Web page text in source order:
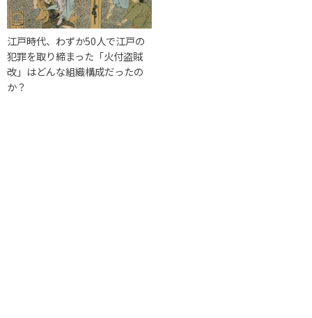
江戸時代、わずか50人で江戸の
犯罪を取り締まった「火付盗賊
改」はどんな組織構成だったの
か？